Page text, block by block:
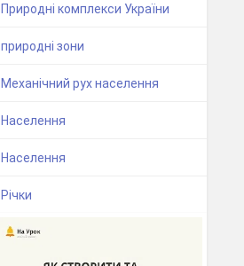
Природні комплекси України
природні зони
Механічний рух населення
Населення
Населення
Річки